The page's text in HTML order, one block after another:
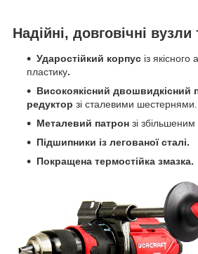
Надійні, довговічні
Ударостійкий корпус із
пластику.
Високоякісний двошвидкісний
редуктор зі сталевими шестернями.
Металевий патрон зі
Підшипники із легованої сталі.
Покращена термостійка змазка.